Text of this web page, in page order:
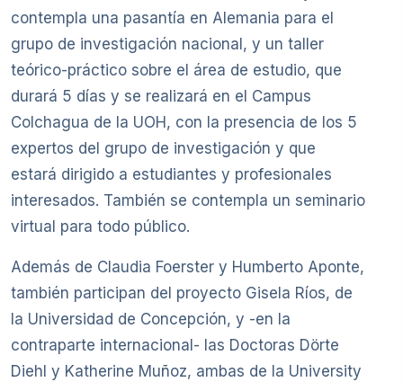
contempla una pasantía en Alemania para el
grupo de investigación nacional, y un taller
teórico-práctico sobre el área de estudio, que
durará 5 días y se realizará en el Campus
Colchagua de la UOH, con la presencia de los 5
expertos del grupo de investigación y que
estará dirigido a estudiantes y profesionales
interesados. También se contempla un seminario
virtual para todo público.
Además de Claudia Foerster y Humberto Aponte,
también participan del proyecto Gisela Ríos, de
la Universidad de Concepción, y -en la
contraparte internacional- las Doctoras Dörte
Diehl y Katherine Muñoz, ambas de la University